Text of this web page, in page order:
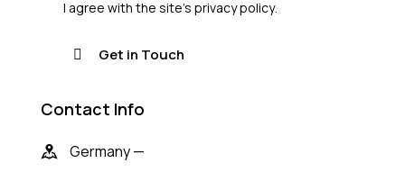
I agree with the site’sprivacy policy.
Contact Info
Germany —